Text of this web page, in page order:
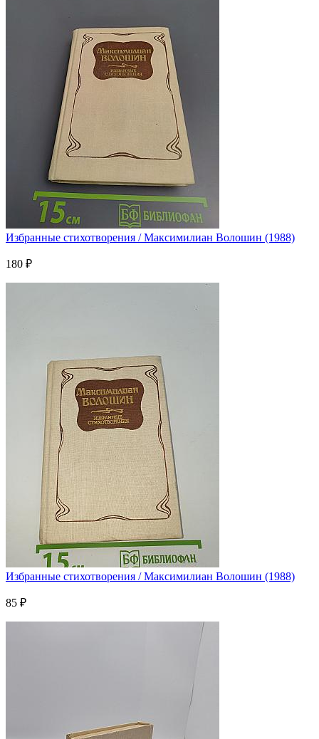
Избранные стихотворения / Максимилиан Волошин (1988)
180 ₽
Избранные стихотворения / Максимилиан Волошин (1988)
85 ₽